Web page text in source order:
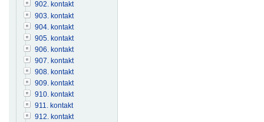
902. kontakt
903. kontakt
904. kontakt
905. kontakt
906. kontakt
907. kontakt
908. kontakt
909. kontakt
910. kontakt
911. kontakt
912. kontakt